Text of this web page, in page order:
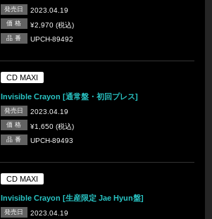
発売日 2023.04.19
価 格 ¥2,970 (税込)
品 番 UPCH-89492
CD MAXI
Invisible Crayon [通常盤・初回プレス]
発売日 2023.04.19
価 格 ¥1,650 (税込)
品 番 UPCH-89493
CD MAXI
Invisible Crayon [生産限定 Jae Hyun盤]
発売日 2023.04.19